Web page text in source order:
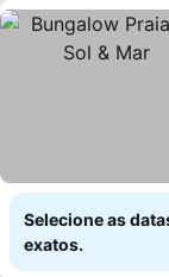
Selecione as
exatos.